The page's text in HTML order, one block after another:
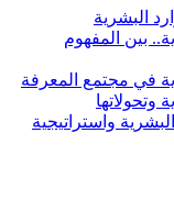
البشرية
بين المفهوم
في مجتمع المعرفة
وتحولاتها
واستراتيجية